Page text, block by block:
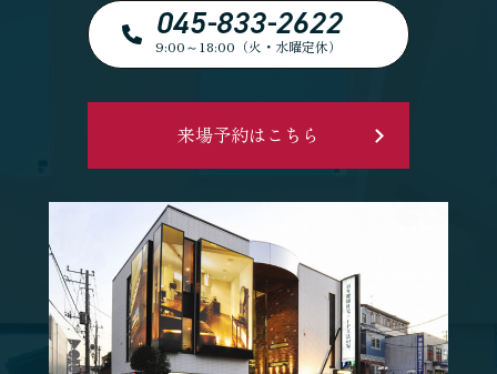
045-833-2622
9:00～18:00（火・水曜定休）
来場予約はこちら